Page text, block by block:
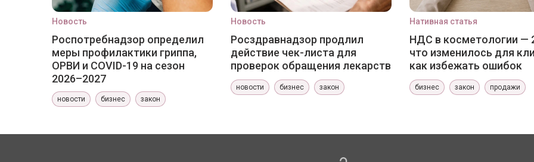
Новость
Роспотребнадзор определил
меры профилактики гриппа,
ОРВИ и COVID-19 на сезон
2026–2027
новости бизнес закон
Новость
Росздравнадзор продлил
действие чек-листа для
проверок обращения лекарств
новости бизнес закон
Нативная статья
НДС в косметологии —
что изменилось для
как избежать ошибок
бизнес закон продажи